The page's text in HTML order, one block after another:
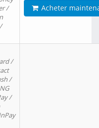
/
Acheter
/
/
/